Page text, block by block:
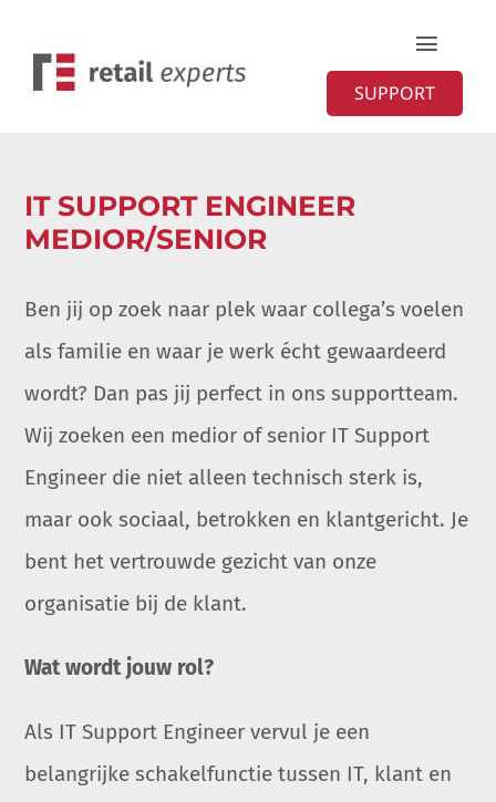
naar
Toggle
Diensten
Contact
SUPPORT
IT SUPPORT ENGINEER
MEDIOR/SENIOR
Ben jij op zoek naar plek waar collega’s voelen
als familie en waar je werk écht gewaardeerd
wordt? Dan pas jij perfect in ons supportteam.
Wij zoeken een medior of senior IT Support
Engineer die niet alleen technisch sterk is,
maar ook sociaal, betrokken en klantgericht. Je
bent het vertrouwde gezicht van onze
organisatie bij de klant.
Wat wordt jouw rol?
Als IT Support Engineer vervul je een
belangrijke schakelfunctie tussen IT, klant en